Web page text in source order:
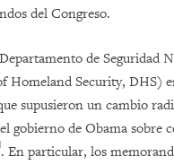
del Congreso.
de Seguridad
Homeland Security, DHS)
supusieron un cambio
gobierno de Obama sobre
. En particular, los